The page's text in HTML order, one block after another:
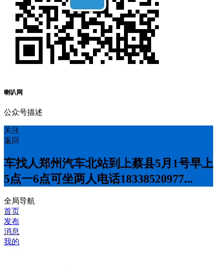
喇叭网
公众号描述
关注
返回
车找人郑州汽车北站到上蔡县5月1号早上
5点一6点可坐两人电话18338520977...
全局导航
首页
发布
消息
我的